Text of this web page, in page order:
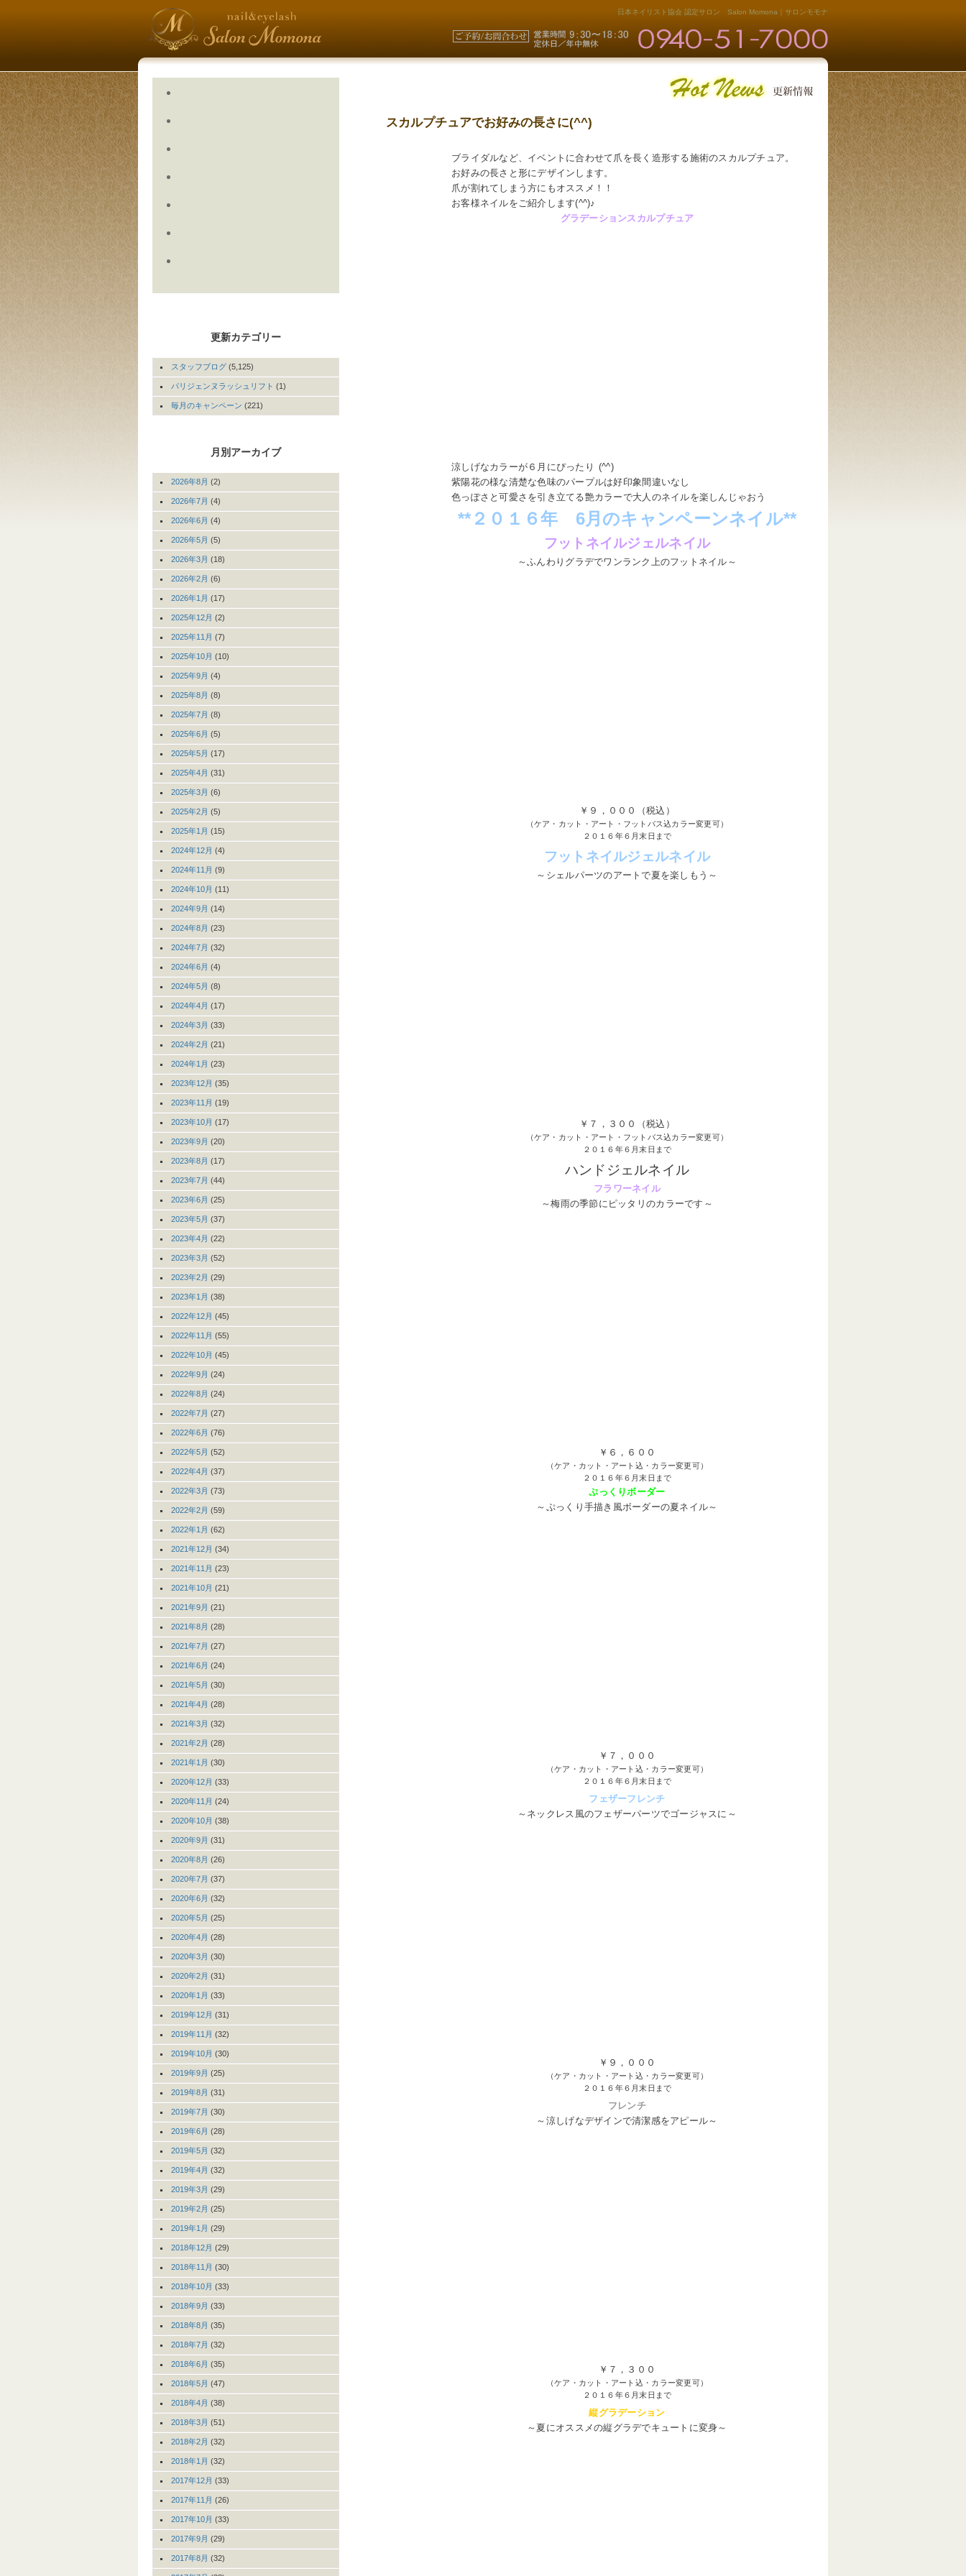
日本ネイリスト協会 認定サロン Salon Momona｜サロンモモナ
更新カテゴリー
スタッフブログ (5,125)
パリジェンヌラッシュリフト (1)
毎月のキャンペーン (221)
月別アーカイブ
2026年8月 (2)
2026年7月 (4)
2026年6月 (4)
2026年5月 (5)
2026年3月 (18)
2026年2月 (6)
2026年1月 (17)
2025年12月 (2)
2025年11月 (7)
2025年10月 (10)
2025年9月 (4)
2025年8月 (8)
2025年7月 (8)
2025年6月 (5)
2025年5月 (17)
2025年4月 (31)
2025年3月 (6)
2025年2月 (5)
2025年1月 (15)
2024年12月 (4)
2024年11月 (9)
2024年10月 (11)
2024年9月 (14)
2024年8月 (23)
2024年7月 (32)
2024年6月 (4)
2024年5月 (8)
2024年4月 (17)
2024年3月 (33)
2024年2月 (21)
2024年1月 (23)
2023年12月 (35)
2023年11月 (19)
2023年10月 (17)
2023年9月 (20)
2023年8月 (17)
2023年7月 (44)
2023年6月 (25)
2023年5月 (37)
2023年4月 (22)
2023年3月 (52)
2023年2月 (29)
2023年1月 (38)
2022年12月 (45)
2022年11月 (55)
2022年10月 (45)
2022年9月 (24)
2022年8月 (24)
2022年7月 (27)
2022年6月 (76)
2022年5月 (52)
2022年4月 (37)
2022年3月 (73)
2022年2月 (59)
2022年1月 (62)
2021年12月 (34)
2021年11月 (23)
2021年10月 (21)
2021年9月 (21)
2021年8月 (28)
2021年7月 (27)
2021年6月 (24)
2021年5月 (30)
2021年4月 (28)
2021年3月 (32)
2021年2月 (28)
2021年1月 (30)
2020年12月 (33)
2020年11月 (24)
2020年10月 (38)
2020年9月 (31)
2020年8月 (26)
2020年7月 (37)
2020年6月 (32)
2020年5月 (25)
2020年4月 (28)
2020年3月 (30)
2020年2月 (31)
2020年1月 (33)
2019年12月 (31)
2019年11月 (32)
2019年10月 (30)
2019年9月 (25)
2019年8月 (31)
2019年7月 (30)
2019年6月 (28)
2019年5月 (32)
2019年4月 (32)
2019年3月 (29)
2019年2月 (25)
2019年1月 (29)
2018年12月 (29)
2018年11月 (30)
2018年10月 (33)
2018年9月 (33)
2018年8月 (35)
2018年7月 (32)
2018年6月 (35)
2018年5月 (47)
2018年4月 (38)
2018年3月 (51)
2018年2月 (32)
2018年1月 (32)
2017年12月 (33)
2017年11月 (26)
2017年10月 (33)
2017年9月 (29)
2017年8月 (32)
スカルプチュアでお好みの長さに(^^)
ブライダルなど、イベントに合わせて爪を長く造形する施術のスカルプチュア。
お好みの長さと形にデザインします。
爪が割れてしまう方にもオススメ！！
お客様ネイルをご紹介します(^^)♪
グラデーションスカルプチュア
涼しげなカラーが６月にぴったり (^^)
紫陽花の様な清楚な色味のパープルは好印象間違いなし
色っぽさと可愛さを引き立てる艶カラーで大人のネイルを楽しんじゃおう
**２０１６年 6月のキャンペーンネイル**
フットネイルジェルネイル
～ふんわりグラデでワンランク上のフットネイル～
￥９，０００（税込）
（ケア・カット・アート・フットバス込カラー変更可）
２０１６年６月末日まで
フットネイルジェルネイル
～シェルパーツのアートで夏を楽しもう～
￥７，３００（税込）
（ケア・カット・アート・フットバス込カラー変更可）
２０１６年６月末日まで
ハンドジェルネイル
フラワーネイル
～梅雨の季節にピッタリのカラーです～
￥６，６００
（ケア・カット・アート込・カラー変更可）
２０１６年６月末日まで
ぷっくりボーダー
～ぷっくり手描き風ボーダーの夏ネイル～
￥７，０００
（ケア・カット・アート込・カラー変更可）
２０１６年６月末日まで
フェザーフレンチ
～ネックレス風のフェザーパーツでゴージャスに～
￥９，０００
（ケア・カット・アート込・カラー変更可）
２０１６年６月末日まで
フレンチ
～涼しげなデザインで清潔感をアピール～
￥７，３００
（ケア・カット・アート込・カラー変更可）
２０１６年６月末日まで
縦グラデーション
～夏にオススメの縦グラデでキュートに変身～